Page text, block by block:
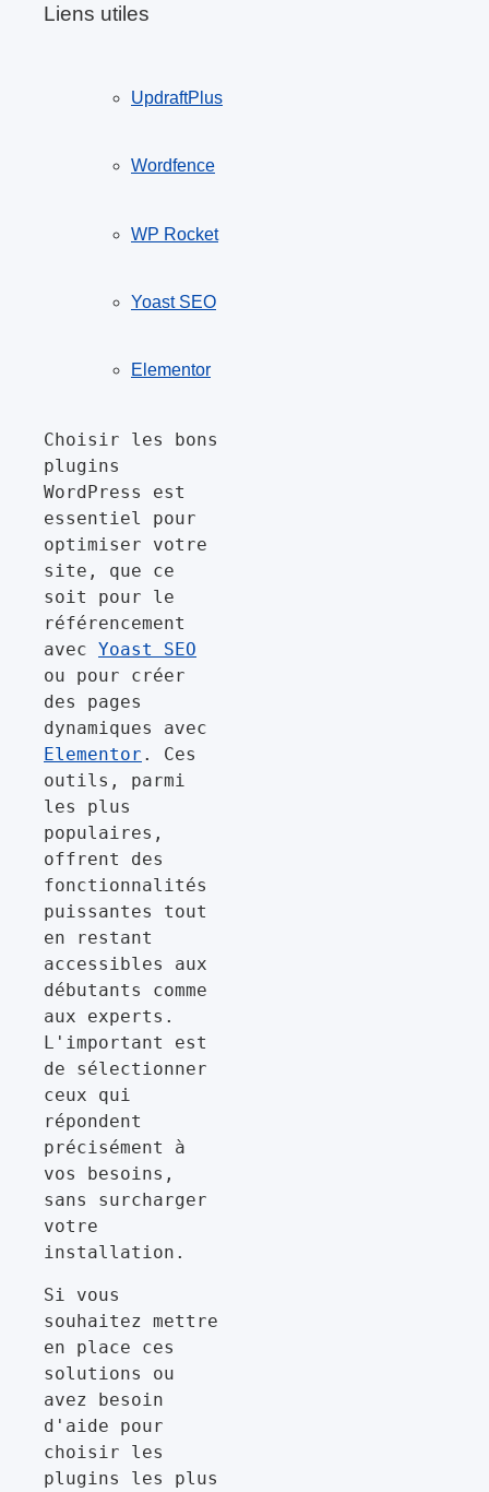
Liens utiles
UpdraftPlus
Wordfence
WP Rocket
Yoast SEO
Elementor
Choisir les bons
plugins
WordPress est
essentiel pour
optimiser votre
site, que ce
soit pour le
référencement
avec Yoast SEO
ou pour créer
des pages
Elementor . Ces
outils, parmi
les plus
populaires,
offrent des
fonctionnalités
puissantes tout
en restant
accessibles aux
débutants comme
aux experts.
L'important est
de sélectionner
ceux qui
répondent
précisément à
vos besoins,
sans surcharger
votre
installation.
Si vous
souhaitez mettre
en place ces
solutions ou
avez besoin
d'aide pour
choisir les
plugins les plus